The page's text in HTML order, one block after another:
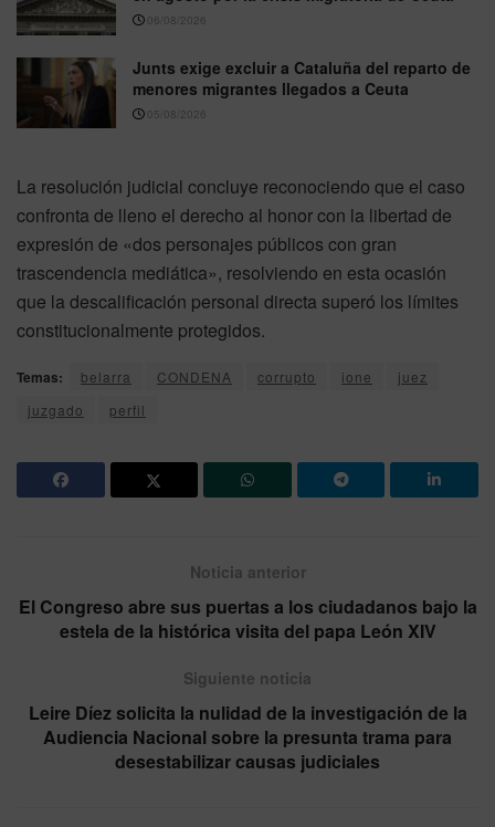
06/08/2026
Junts exige excluir a Cataluña del reparto de
menores migrantes llegados a Ceuta
05/08/2026
La resolución judicial concluye reconociendo que el caso
confronta de lleno el derecho al honor con la libertad de
expresión de «dos personajes públicos con gran
trascendencia mediática», resolviendo en esta ocasión
que la descalificación personal directa superó los límites
constitucionalmente protegidos.
Temas: belarra CONDENA corrupto ione
juez
juzgado
perfil
Noticia anterior
El Congreso abre sus puertas a los ciudadanos bajo la
estela de la histórica visita del papa León XIV
Siguiente noticia
Leire Díez solicita la nulidad de la investigación de la
Audiencia Nacional sobre la presunta trama para
desestabilizar causas judiciales